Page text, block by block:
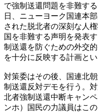
で強制送還問題を非難す
日、ニューヨーク国連本
された脱北者の深刻な人
国を非難する声明を発表
制送還を防ぐための外交
を十分に反映する計画とい
対策委はその後、国連北
制送還反対デモを行う。
北者強制送還中断キャン
ンホ）国民の力議員はこ